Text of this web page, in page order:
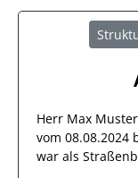
Herr Max
vom 08.08.2024
war als